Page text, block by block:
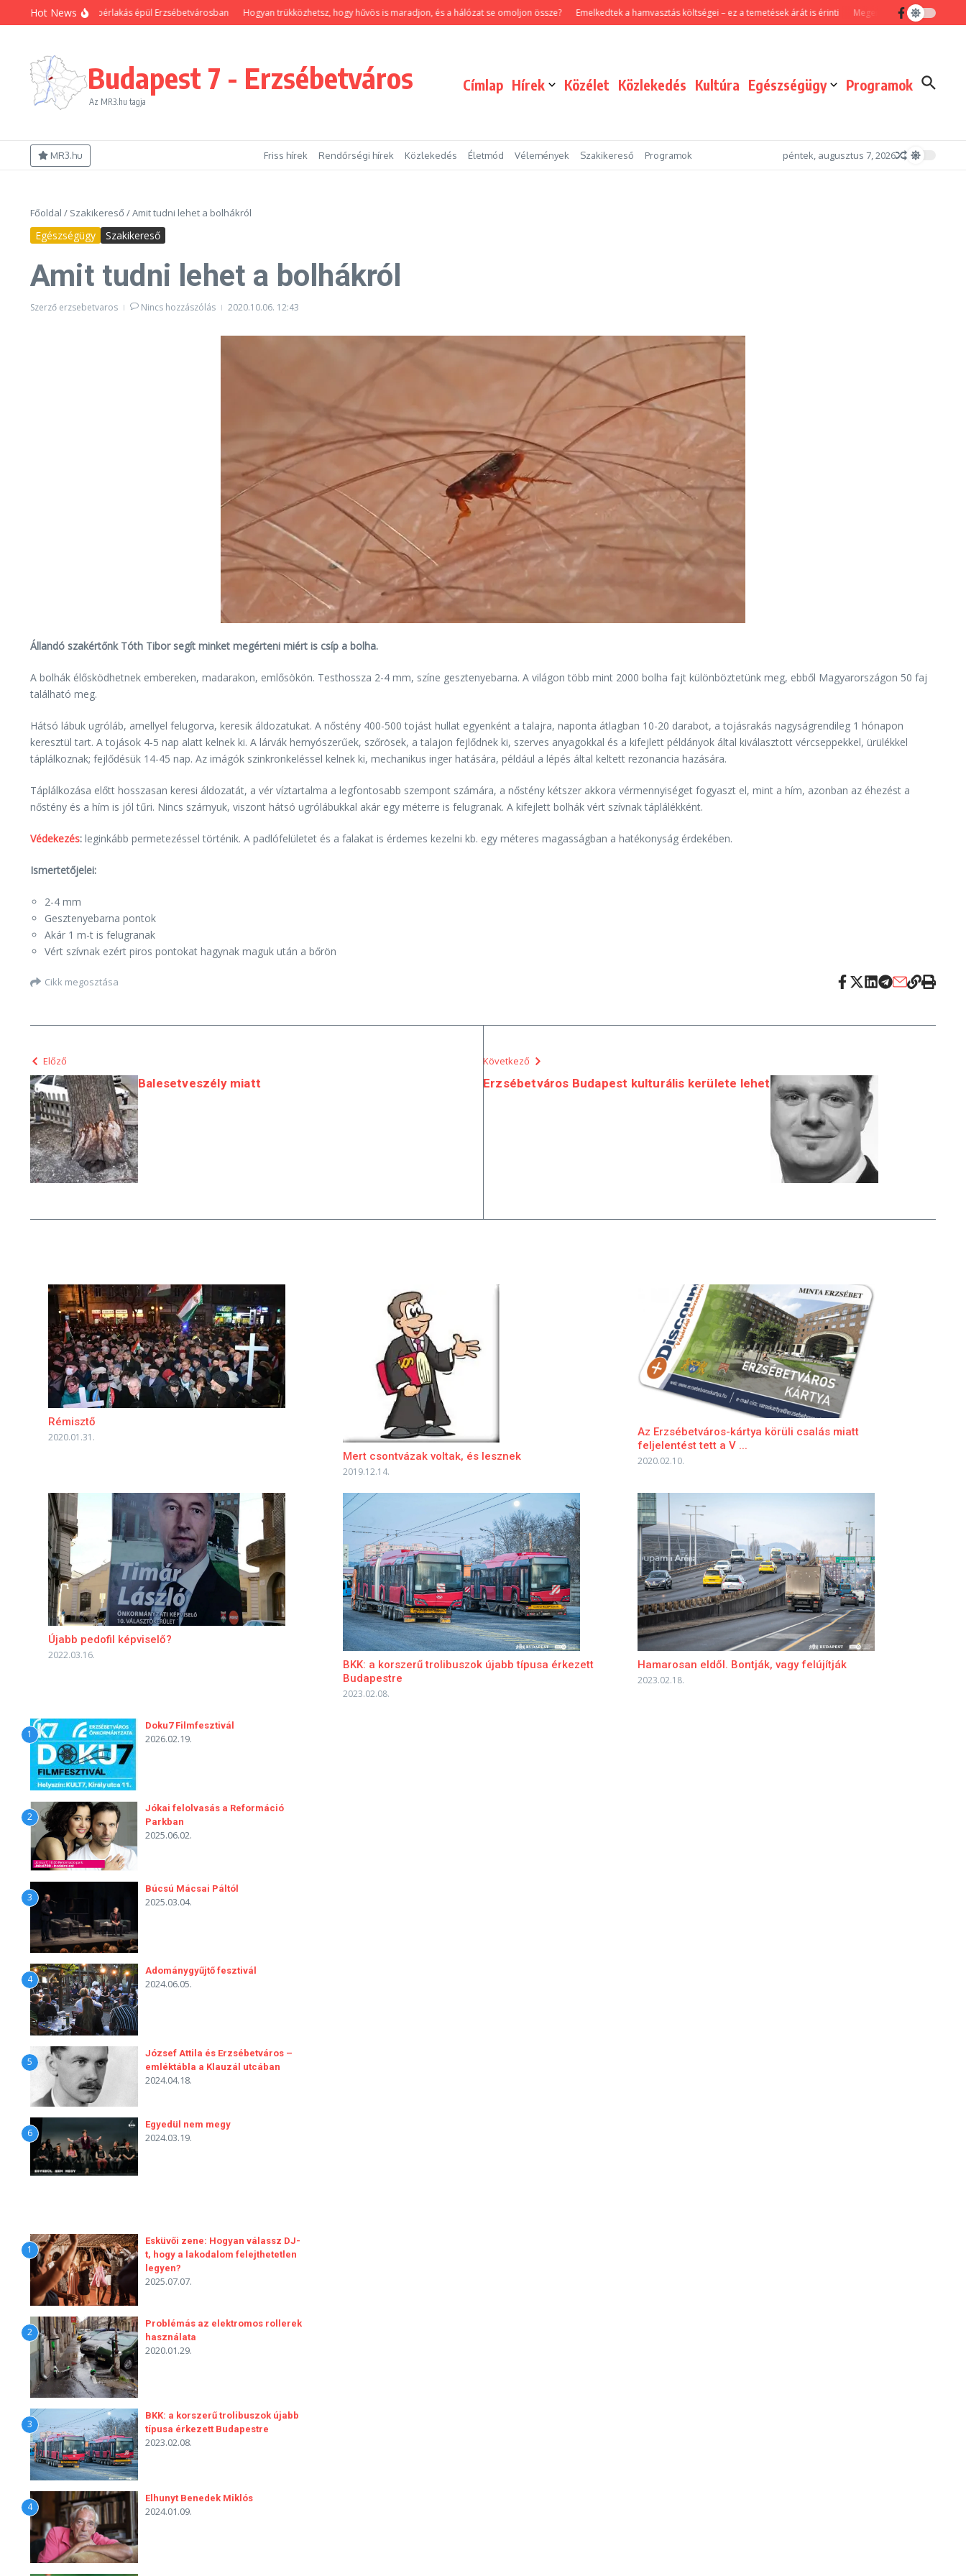
Ugrás a tartalomhoz
Hot News
önkormányzati bérlakás épül Erzsébetvárosban Hogyan trükközhetsz, hogy hűvös is maradjon, és a hálózat se omoljon össze? Emelkedtek a hamvasztás költségei – ez a temetések árát is érinti Megerősített járőrszolgálattal és
Budapest 7 - Erzsébetváros
Az MR3.hu tagja
Címlap Hírek Közélet Közlekedés Kultúra Egészségügy Programok
MR3.hu Friss hírek Rendőrségi hírek Közlekedés Életmód Vélemények Szakikereső Programok péntek, augusztus 7, 2026
Főoldal / Szakikereső /Amit tudni lehet a bolhákról
Egészségügy Szakikereső
Amit tudni lehet a bolhákról
Szerző erzsebetvaros Nincs hozzászólás 2020.10.06. 12:43
Állandó szakértőnk Tóth Tibor segít minket megérteni miért is csíp a bolha.
A bolhák élősködhetnek embereken, madarakon, emlősökön. Testhossza 2-4 mm, színe gesztenyebarna. A világon több mint 2000 bolha fajt különböztetünk meg, ebből Magyarországon 50 faj
található meg.
Hátsó lábuk ugróláb, amellyel felugorva, keresik áldozatukat. A nőstény 400-500 tojást hullat egyenként a talajra, naponta átlagban 10-20 darabot, a tojásrakás nagyságrendileg 1 hónapon
keresztül tart. A tojások 4-5 nap alatt kelnek ki. A lárvák hernyószerűek, szőrösek, a talajon fejlődnek ki, szerves anyagokkal és a kifejlett példányok által kiválasztott vércseppekkel, ürülékkel
táplálkoznak; fejlődésük 14-45 nap. Az imágók szinkronkeléssel kelnek ki, mechanikus inger hatására, például a lépés által keltett rezonancia hazására.
Táplálkozása előtt hosszasan keresi áldozatát, a vér víztartalma a legfontosabb szempont számára, a nőstény kétszer akkora vérmennyiséget fogyaszt el, mint a hím, azonban az éhezést a
nőstény és a hím is jól tűri. Nincs szárnyuk, viszont hátsó ugrólábukkal akár egy méterre is felugranak. A kifejlett bolhák vért szívnak táplálékként.
Védekezés: leginkább permetezéssel történik. A padlófelületet és a falakat is érdemes kezelni kb. egy méteres magasságban a hatékonyság érdekében.
Ismertetőjelei:
2-4 mm
Gesztenyebarna pontok
Akár 1 m-t is felugranak
Vért szívnak ezért piros pontokat hagynak maguk után a bőrön
Cikk megosztása
Előző
Balesetveszély miatt
Következő
Erzsébetváros Budapest kulturális kerülete lehet
Rémisztő
2020.01.31.
Mert csontvázak voltak, és lesznek
2019.12.14.
Az Erzsébetváros-kártya körüli csalás miatt
feljelentést tett a V ...
2020.02.10.
Újabb pedofil képviselő?
2022.03.16.
BKK: a korszerű trolibuszok újabb típusa érkezett
Budapestre
2023.02.08.
Hamarosan eldől. Bontják, vagy felújítják
2023.02.18.
1
Doku7 Filmfesztivál
2026.02.19.
2
Jókai felolvasás a Reformáció
Parkban
2025.06.02.
3
Búcsú Mácsai Páltól
2025.03.04.
4
Adománygyűjtő fesztivál
2024.06.05.
5
József Attila és Erzsébetváros –
emléktábla a Klauzál utcában
2024.04.18.
6
Egyedül nem megy
2024.03.19.
1
Esküvői zene: Hogyan válassz DJ-
t, hogy a lakodalom felejthetetlen
legyen?
2025.07.07.
2
Problémás az elektromos rollerek
használata
2020.01.29.
3
BKK: a korszerű trolibuszok újabb
típusa érkezett Budapestre
2023.02.08.
4
Elhunyt Benedek Miklós
2024.01.09.